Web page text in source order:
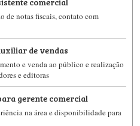
de notas fiscais, contato com
de vendas
e venda ao público e realização
e editoras
gerente comercial
na área e disponibilidade para